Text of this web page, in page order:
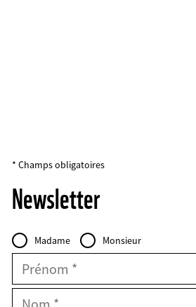
* Champs obligatoires
Newsletter
FIELDSET
Personal
Data
Civilité
Madame Monsieur
Prénom